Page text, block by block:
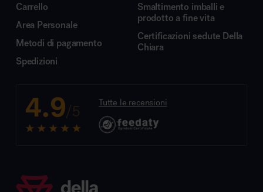
Carrello
Area Personale
Metodi di pagamento
Spedizioni
Smaltimento imballi e
prodotto a fine vita
Certificazioni sedute Della
Chiara
4.9/5 Tutte le recensioni